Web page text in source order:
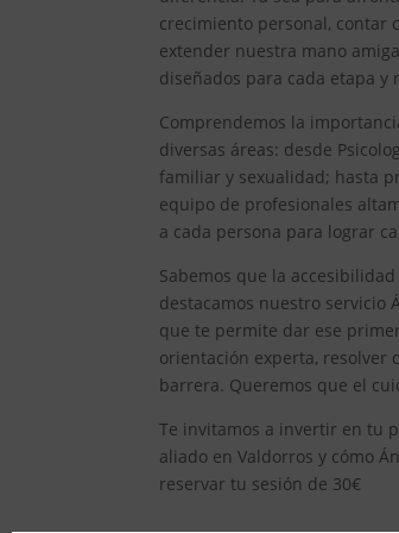
crecimiento personal, contar
extender nuestra mano
diseñados para cada etapa y
Comprendemos la
diversas áreas: desde
familiar y sexualidad; hasta
equipo de profesionales
a cada persona para lograr
Sabemos que la
destacamos nuestro servicio
que te permite dar ese
orientación experta, resolver
barrera. Queremos que el
Te invitamos a invertir en tu
aliado en Valdorros y cómo
reservar tu sesión de 30€